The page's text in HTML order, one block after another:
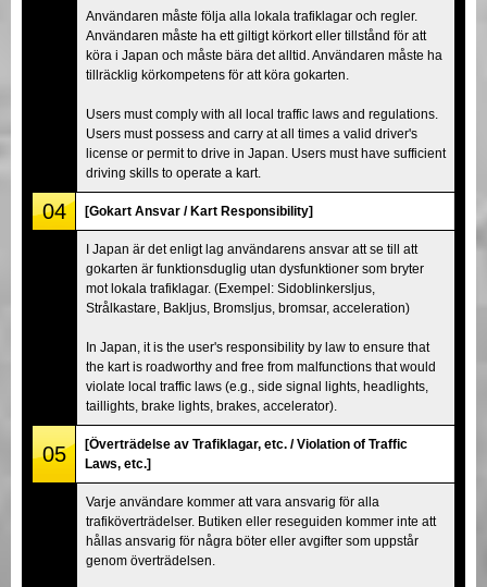
Användaren måste följa alla lokala trafiklagar och regler.
Användaren måste ha ett giltigt körkort eller tillstånd för att
köra i Japan och måste bära det alltid. Användaren måste ha
tillräcklig körkompetens för att köra gokarten.
Users must comply with all local traffic laws and regulations.
Users must possess and carry at all times a valid driver's
license or permit to drive in Japan. Users must have sufficient
driving skills to operate a kart.
04 [Gokart Ansvar / Kart Responsibility]
I Japan är det enligt lag användarens ansvar att se till att
gokarten är funktionsduglig utan dysfunktioner som bryter
mot lokala trafiklagar. (Exempel: Sidoblinkersljus,
Strålkastare, Bakljus, Bromsljus, bromsar, acceleration)
In Japan, it is the user's responsibility by law to ensure that
the kart is roadworthy and free from malfunctions that would
violate local traffic laws (e.g., side signal lights, headlights,
taillights, brake lights, brakes, accelerator).
05
[Överträdelse av Trafiklagar, etc. / Violation of Traffic
Laws, etc.]
Varje användare kommer att vara ansvarig för alla
trafiköverträdelser. Butiken eller reseguiden kommer inte att
hållas ansvarig för några böter eller avgifter som uppstår
genom överträdelsen.